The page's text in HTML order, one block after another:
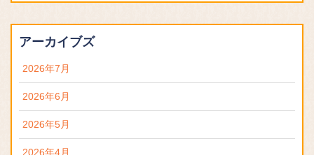
アーカイブズ
2026年7月
2026年6月
2026年5月
2026年4月